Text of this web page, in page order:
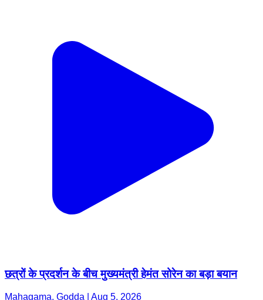
छत्रों के प्रदर्शन के बीच मुख्यमंत्री हेमंत सोरेन का बड़ा बयान
Mahagama, Godda | Aug 5, 2026